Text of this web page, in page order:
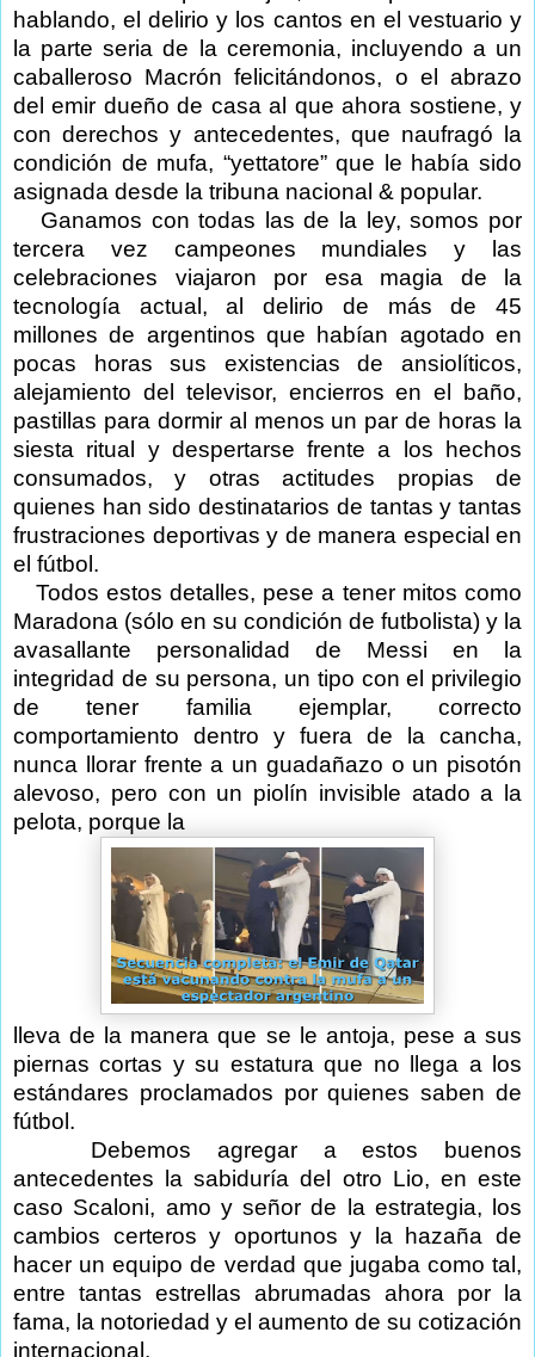
hablando, el delirio y los cantos en el vestuario y
la parte seria de la ceremonia, incluyendo a un
caballeroso Macrón felicitándonos, o el abrazo
del emir dueño de casa al que ahora sostiene, y
con derechos y antecedentes, que naufragó la
condición de mufa, “yettatore” que le había sido
asignada desde la tribuna nacional & popular.
Ganamos con todas las de la ley, somos por
tercera vez campeones mundiales y las
celebraciones viajaron por esa magia de la
tecnología actual, al delirio de más de 45
millones de argentinos que habían agotado en
pocas horas sus existencias de ansiolíticos,
alejamiento del televisor, encierros en el baño,
pastillas para dormir al menos un par de horas la
siesta ritual y despertarse frente a los hechos
consumados, y otras actitudes propias de
quienes han sido destinatarios de tantas y tantas
frustraciones deportivas y de manera especial en
el fútbol.
Todos estos detalles, pese a tener mitos como
Maradona (sólo en su condición de futbolista) y la
avasallante personalidad de Messi en la
integridad de su persona, un tipo con el privilegio
de tener familia ejemplar, correcto
comportamiento dentro y fuera de la cancha,
nunca llorar frente a un guadañazo o un pisotón
alevoso, pero con un piolín invisible atado a la
pelota, porque la
lleva de la manera que se le antoja, pese a sus
piernas cortas y su estatura que no llega a los
estándares proclamados por quienes saben de
fútbol.
Debemos agregar a estos buenos
antecedentes la sabiduría del otro Lio, en este
caso Scaloni, amo y señor de la estrategia, los
cambios certeros y oportunos y la hazaña de
hacer un equipo de verdad que jugaba como tal,
entre tantas estrellas abrumadas ahora por la
fama, la notoriedad y el aumento de su cotización
internacional.